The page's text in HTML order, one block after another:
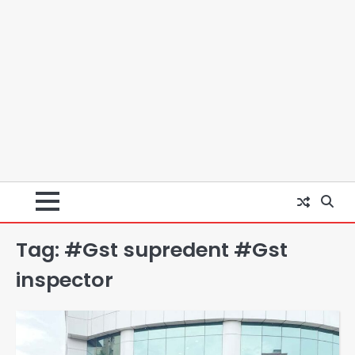
Tag: #Gst supredent #Gst
inspector
Jharkhand Assembly Gherao:
CGL रद्द करने और CBI जांच की मांग पर अड़े